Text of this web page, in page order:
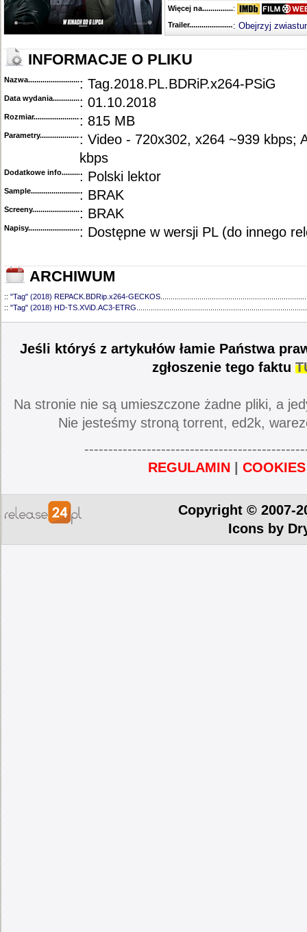
Więcej na........................................
:
Trailer...........................................
: Obejrzyj
INFORMACJE O PLIKU
Nazwa.............................................: Tag.2018.PL.BDRiP.x264-PSiG
Data wydania......................................
: 01.10.2018
Rozmiar...........................................
: 815 MB
Parametry.........................................: Video - 720x302, x264 ~939 kbps;
kbps
Dodatkowe info....................................
: Polski lektor
Sample............................................
: BRAK
Screeny...........................................
: BRAK
Napisy............................................: Dostępne w wersji PL (do innego
ARCHIWUM
:: "Tag" (2018) REPACK.BDRip.x264-GECKOS
:: "Tag" (2018) HD-TS.XViD.AC3-ETRG
Jeśli któryś z artykułów łamie Państwa
zgłoszenie tego faktu
Na stronie nie są umieszczone żadne pliki, a
Nie jesteśmy stroną torrent, ed2k,
REGULAMIN
COOKIES
Copyright © 2007-
Icons by